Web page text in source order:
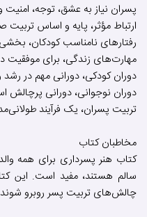
پسران نیاز به عشق، توجه، امنیت
ارتباط مؤثر، پایه و اساس
رفتارهای نامناسب کودکان،
مهارت‌های زندگی، برای
دوران کودکی، دورانی مهم در
دوران نوجوانی، دورانی پرچالش
تربیت پسران، یک فرآیند
مخاطبان کتاب
کتاب هنر پسرداری برای همه
سالم هستند، مفید است. این
چالش‌های تربیت پسر روبرو شوند